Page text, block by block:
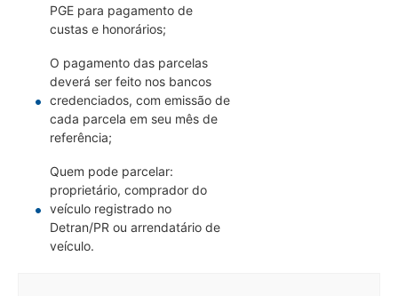
PGE para pagamento de
custas e honorários;
O pagamento das parcelas
deverá ser feito nos bancos
credenciados, com emissão de
cada parcela em seu mês de
referência;
Quem pode parcelar:
proprietário, comprador do
veículo registrado no
Detran/PR ou arrendatário de
veículo.